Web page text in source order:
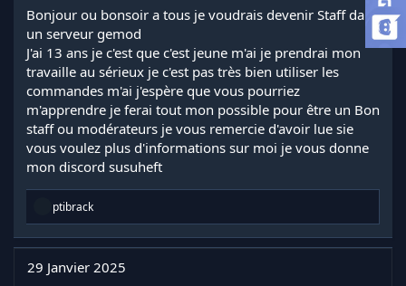
d
e
l
d
i
s
c
u
s
i
n
t
Bonjour ou bonsoir a tous je voudrais devenir Staff dans
un serveur gemod
J'ai 13 ans je c'est que c'est jeune m'ai je prendrai mon
travaille au sérieux je c'est pas très bien utiliser les
commandes m'ai j'espère que vous pourriez
m'apprendre je ferai tout mon possible pour être un Bon
staff ou modérateurs je vous remercie d'avoir lue sie
vous voulez plus d'informations sur moi je vous donne
mon discord susuheft
R
a
c
t
i
ptibrack
29 Janvier 2025